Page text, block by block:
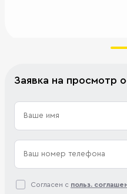
Заявка на просмотр
Согласен с польз.